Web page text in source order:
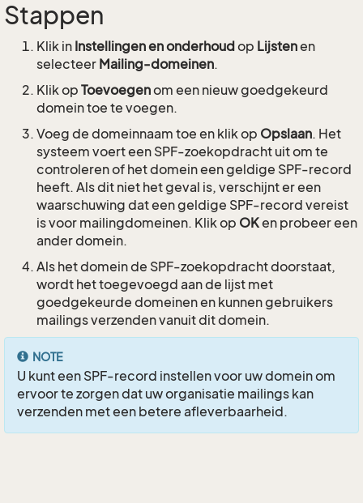
Stappen
Klik in Instellingen en onderhoud op Lijstenen
selecteer Mailing-domeinen.
Klik op Toevoegenom een nieuw goedgekeurd
domein toe te voegen.
Voeg de domeinnaam toe en klik op Opslaan. Het
systeem voert een SPF-zoekopdracht uit om te
controleren of het domein een geldige SPF-record
heeft. Als dit niet het geval is, verschijnt er een
waarschuwing dat een geldige SPF-record vereist
is voor mailingdomeinen. Klik op OKen probeer een
ander domein.
Als het domein de SPF-zoekopdracht doorstaat,
wordt het toegevoegd aan de lijst met
goedgekeurde domeinen en kunnen gebruikers
mailings verzenden vanuit dit domein.
NOTE
U kunt een SPF-record instellen voor uw domein om
ervoor te zorgen dat uw organisatie mailings kan
verzenden met een betere afleverbaarheid.